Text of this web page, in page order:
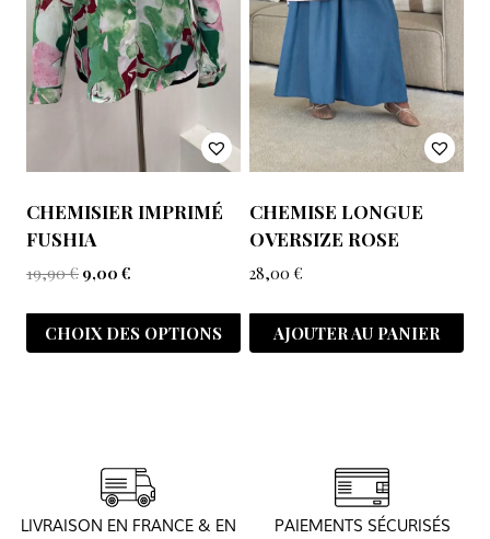
CHEMISIER IMPRIMÉ
FUSHIA
19,90€ 9,00 €
CHOIX DES OPTIONS
CHEMISE LONGUE
OVERSIZE ROSE
28,00 €
AJOUTER AU PANIER
LIVRAISON EN FRANCE & EN
PAIEMENTS SÉCURISÉS